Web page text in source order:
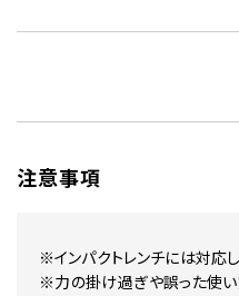
注意事項
※インパクトレンチには対応し
※力の掛け過ぎや誤った使